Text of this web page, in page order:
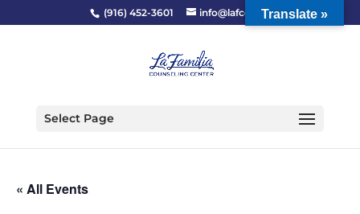
(916) 452-3601 info@lafcc.org
Select Page
« All Events
Translate »